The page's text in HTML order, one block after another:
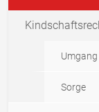
Umgang
Sorge